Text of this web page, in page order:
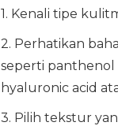
1. Kenali tipe
2. Perhatikan
seperti panthenol
hyaluronic acid
3. Pilih tekstur